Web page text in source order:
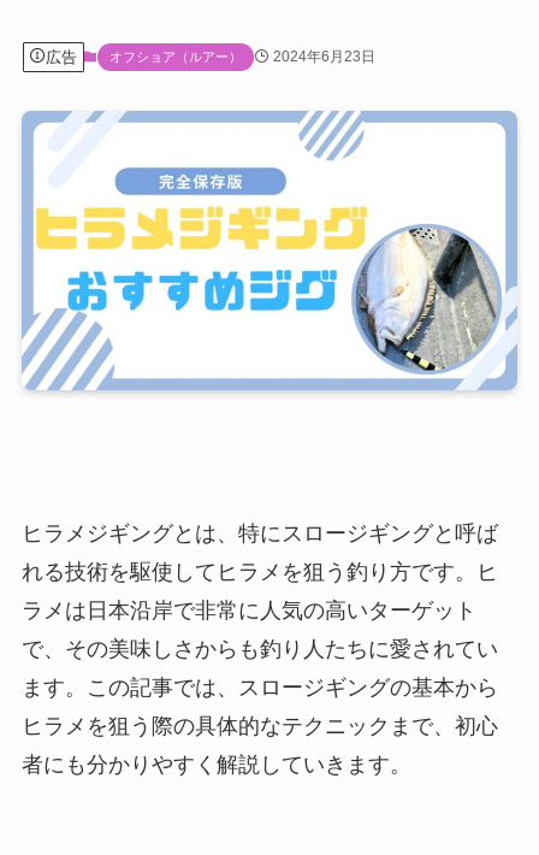
広告 オフショア（ルアー） 2024年6月23日
ヒラメジギングとは、特にスロージギングと呼ば
れる技術を駆使してヒラメを狙う釣り方です。ヒ
ラメは日本沿岸で非常に人気の高いターゲット
で、その美味しさからも釣り人たちに愛されてい
ます。この記事では、スロージギングの基本から
ヒラメを狙う際の具体的なテクニックまで、初心
者にも分かりやすく解説していきます。